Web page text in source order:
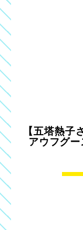
【五塔熱子
アウフグー